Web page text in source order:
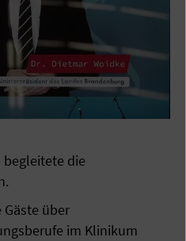
begleitete die
über
im Klinikum